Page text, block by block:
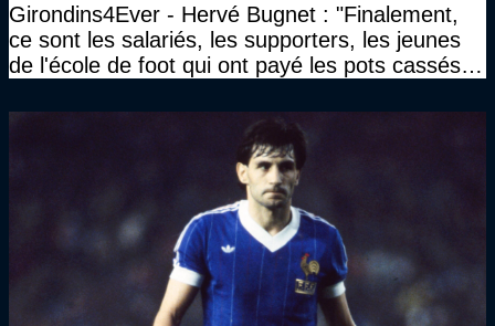
Girondins4Ever - Hervé Bugnet : "Finalement,
ce sont les salariés, les supporters, les jeunes
de l'école de foot qui ont payé les pots cassés